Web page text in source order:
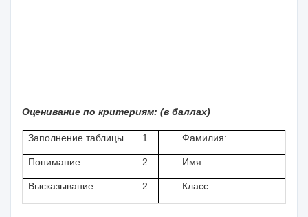
Оценивание по критериям: (в баллах)
Заполнение таблицы 1 Фамилия:
Понимание 2 Имя:
Высказывание 2 Класс: